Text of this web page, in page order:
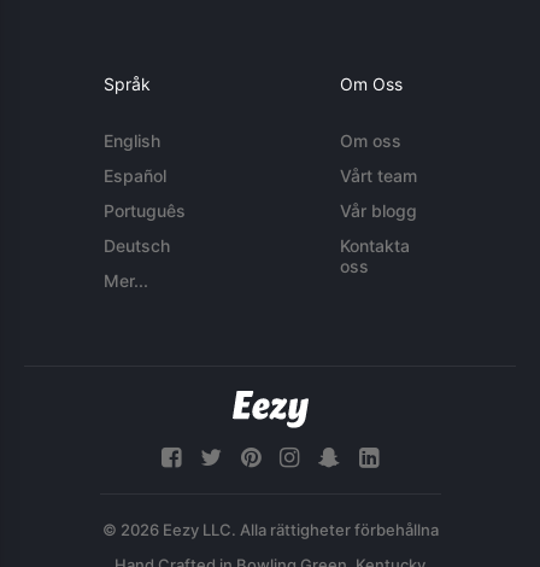
Språk
English
Español
Português
Deutsch
Mer...
Om Oss
Om oss
Vårt team
Vår blogg
Kontakta
oss
© 2026 Eezy LLC. Alla rättigheter förbehållna